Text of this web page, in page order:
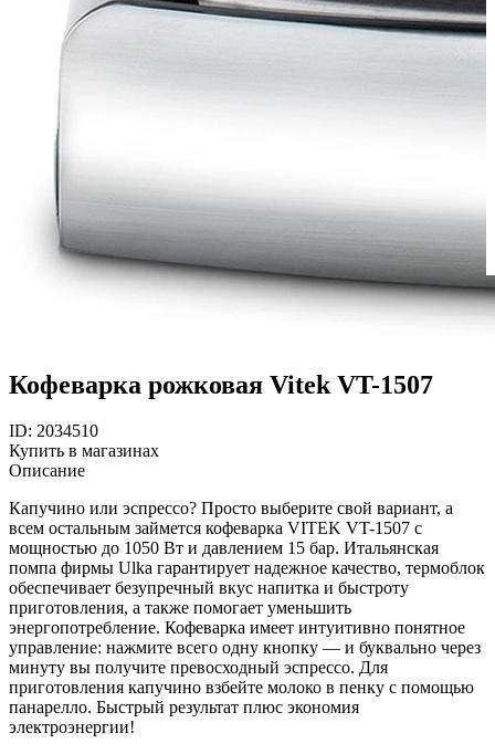
Кофеварка рожковая Vitek VT-1507
ID: 2034510
Купить в магазинах
Описание
Капучино или эспрессо? Просто выберите свой вариант, а
всем остальным займется кофеварка VITEK VT-1507 с
мощностью до 1050 Вт и давлением 15 бар. Итальянская
помпа фирмы Ulka гарантирует надежное качество, термоблок
обеспечивает безупречный вкус напитка и быстроту
приготовления, а также помогает уменьшить
энергопотребление. Кофеварка имеет интуитивно понятное
управление: нажмите всего одну кнопку — и буквально через
минуту вы получите превосходный эспрессо. Для
приготовления капучино взбейте молоко в пенку с помощью
панарелло. Быстрый результат плюс экономия
электроэнергии!